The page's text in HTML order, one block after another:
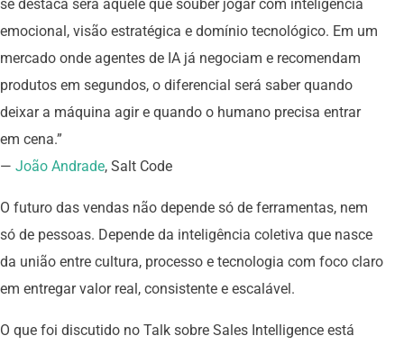
se destaca será aquele que souber jogar com inteligência
emocional, visão estratégica e domínio tecnológico. Em um
mercado onde agentes de IA já negociam e recomendam
produtos em segundos, o diferencial será saber quando
deixar a máquina agir e quando o humano precisa entrar
em cena.”
— João Andrade, Salt Code
O futuro das vendas não depende só de ferramentas, nem
só de pessoas. Depende da inteligência coletiva que nasce
da união entre cultura, processo e tecnologia com foco claro
em entregar valor real, consistente e escalável.
O que foi discutido no Talk sobre Sales Intelligence está